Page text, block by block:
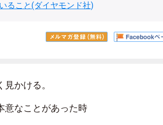
ること(ダイヤモンド社)
かける。
意なことがあった時